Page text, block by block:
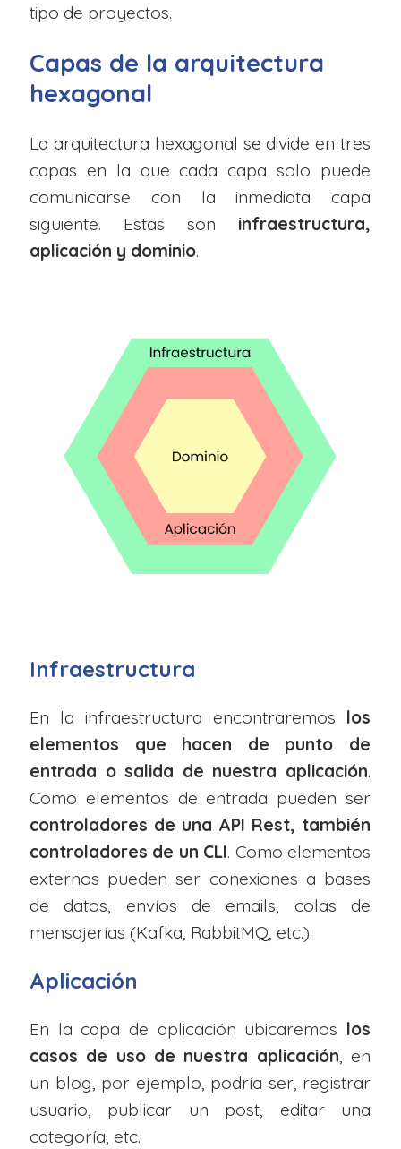
tipo de proyectos.
Capas de la arquitectura
hexagonal
La arquitectura hexagonal se divide en tres
capas en la que cada capa solo puede
comunicarse con la inmediata capa
siguiente. Estas son infraestructura,
aplicación y dominio.
Infraestructura
En la infraestructura encontraremos los
elementos que hacen de punto de
entrada o salida de nuestra aplicación.
Como elementos de entrada pueden ser
controladores de una API Rest, también
controladores de un CLI. Como elementos
externos pueden ser conexiones a bases
de datos, envíos de emails, colas de
mensajerías (Kafka, RabbitMQ, etc.).
Aplicación
En la capa de aplicación ubicaremos los
casos de uso de nuestra aplicación, en
un blog, por ejemplo, podría ser, registrar
usuario, publicar un post, editar una
categoría, etc.